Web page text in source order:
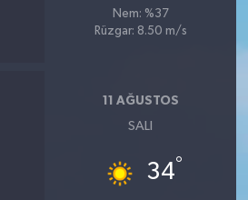
Nem: %37
Rüzgar: 8.50 m/s
11 AĞUSTOS
SALI
34°